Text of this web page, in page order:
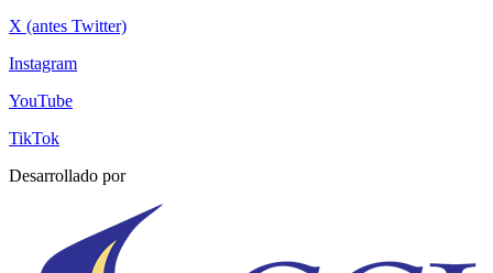
X (antes Twitter)
Instagram
YouTube
TikTok
Desarrollado por